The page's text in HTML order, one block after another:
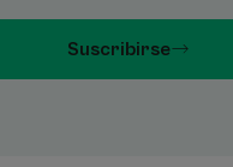
Suscribirse